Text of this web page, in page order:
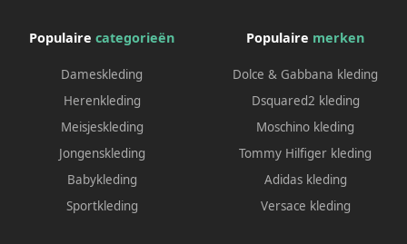
Populaire categorieën
Dameskleding
Herenkleding
Meisjeskleding
Jongenskleding
Babykleding
Sportkleding
Populaire merken
Dolce & Gabbana kleding
Dsquared2 kleding
Moschino kleding
Tommy Hilfiger kleding
Adidas kleding
Versace kleding